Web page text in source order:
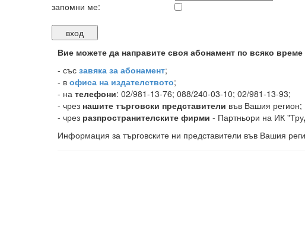
запомни ме:
Вие можете да направите своя абонамент по всяко време
- със завяка за абонамент;
- в офиса на издателството;
- на телефони: 02/981-13-76; 088/240-03-10; 02/981-13-93;
- чрез нашите търговски представители във Вашия регион;
- чрез разпространителските фирми - Партньори на ИК
Информация за търговските ни представители във Вашия